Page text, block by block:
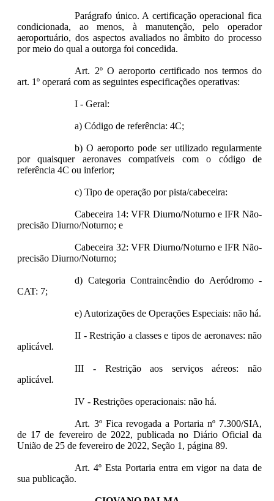
Parágrafo único. A certificação operacional fica
condicionada, ao menos, à manutenção, pelo operador
aeroportuário, dos aspectos avaliados no âmbito do processo
por meio do qual a outorga foi concedida.
Art. 2º O aeroporto certificado nos termos do
art. 1º operará com as seguintes especificações operativas:
I - Geral:
a) Código de referência: 4C;
b) O aeroporto pode ser utilizado regularmente
por quaisquer aeronaves compatíveis com o código de
referência 4C ou inferior;
c) Tipo de operação por pista/cabeceira:
Cabeceira 14: VFR Diurno/Noturno e IFR Não-
precisão Diurno/Noturno; e
Cabeceira 32: VFR Diurno/Noturno e IFR Não-
precisão Diurno/Noturno;
d) Categoria Contraincêndio do Aeródromo -
CAT: 7;
e) Autorizações de Operações Especiais: não há.
II - Restrição a classes e tipos de aeronaves: não
aplicável.
III - Restrição aos serviços aéreos: não
aplicável.
IV - Restrições operacionais: não há.
Art. 3º Fica revogada a Portaria nº 7.300/SIA,
de 17 de fevereiro de 2022, publicada no Diário Oficial da
União de 25 de fevereiro de 2022, Seção 1, página 89.
Art. 4º Esta Portaria entra em vigor na data de
sua publicação.